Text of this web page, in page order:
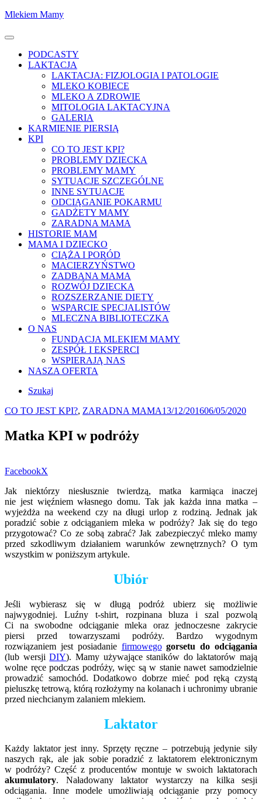
Skocz
treści
Mlekiem Mamy
Menu
PODCASTY
LAKTACJA
LAKTACJA: FIZJOLOGIA I PATOLOGIE
MLEKO KOBIECE
MLEKO A ZDROWIE
MITOLOGIA LAKTACYJNA
GALERIA
KARMIENIE PIERSIĄ
KPI
CO TO JEST KPI?
PROBLEMY DZIECKA
PROBLEMY MAMY
SYTUACJE SZCZEGÓLNE
INNE SYTUACJE
ODCIĄGANIE POKARMU
GADŻETY MAMY
ZARADNA MAMA
HISTORIE MAM
MAMA I DZIECKO
CIĄŻA I PORÓD
MACIERZYŃSTWO
ZADBANA MAMA
ROZWÓJ DZIECKA
ROZSZERZANIE DIETY
WSPARCIE SPECJALISTÓW
MLECZNA BIBLIOTECZKA
O NAS
FUNDACJA MLEKIEM MAMY
ZESPÓŁ I EKSPERCI
WSPIERAJĄ NAS
NASZA OFERTA
Szukaj
Kategorie
CO TO JEST KPI?, ZARADNA MAMAPosted
13/12/201606/05/2020
Matka KPI w podróży
FacebookX
Jak niektórzy niesłusznie twierdzą, matka karmiąca inaczej
nie jest więźniem własnego domu. Tak jak każda inna matka –
wyjeżdża na weekend czy na długi urlop z rodziną. Jednak jak
poradzić sobie z odciąganiem mleka w podróży? Jak się do tego
przygotować? Co ze sobą zabrać? Jak zabezpieczyć mleko mamy
przed szkodliwym działaniem warunków zewnętrznych? O tym
wszystkim w poniższym artykule.
Ubiór
Jeśli wybierasz się w długą podróż ubierz się możliwie
najwygodniej. Luźny t-shirt, rozpinana bluza i szal pozwolą
Ci na swobodne odciąganie mleka oraz jednoczesne zakrycie
piersi przed towarzyszami podróży. Bardzo wygodnym
rozwiązaniem jest posiadanie firmowego gorsetu do odciągania
(lub wersjiDIY). Mamy używające staników do laktatorów mają
wolne ręce podczas podróży, więc są w stanie nawet samodzielnie
prowadzić samochód. Dodatkowo dobrze mieć pod ręką czystą
pieluszkę tetrową, którą rozłożymy na kolanach i uchronimy ubranie
przed niechcianym zalaniem mlekiem.
Laktator
Każdy laktator jest inny. Sprzęty ręczne – potrzebują jedynie siły
naszych rąk, ale jak sobie poradzić z laktatorem elektronicznym
w podróży? Część z producentów montuje w swoich laktatorach
akumulatory. Naładowany laktator wystarczy na kilka sesji
odciągania. Inne modele umożliwiają odciąganie przy pomocy